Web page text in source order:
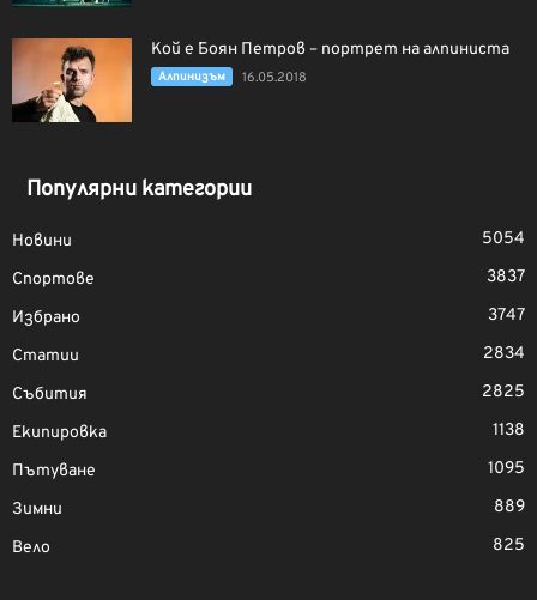
Кой е Боян Петров – портрет на алпиниста
Алпинизъм 16.05.2018
Популярни категории
Новини
5054
Спортове
3837
Избрано
3747
Статии
2834
Събития
2825
Екипировка
1138
Пътуване
1095
Зимни
889
Вело
825